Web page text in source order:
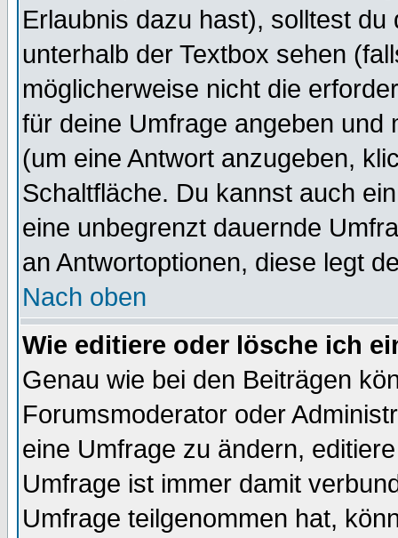
Erlaubnis dazu hast), solltest
unterhalb der Textbox sehen
möglicherweise nicht die
für deine Umfrage angeben und
(um eine Antwort anzugeben,
Schaltfläche. Du kannst auch
eine unbegrenzt dauernde
an Antwortoptionen, diese legt
Nach oben
Wie editiere oder lösche ich
Genau wie bei den Beiträgen
Forumsmoderator oder
eine Umfrage zu ändern,
Umfrage ist immer damit
Umfrage teilgenommen hat,